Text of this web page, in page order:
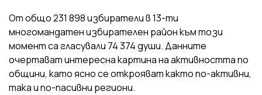
От общо 231 898 избиратели в 13-ти
многомандатен избирателен район към този
момент са гласували 74 374 души. Данните
очертават интересна картина на активността по
общини, като ясно се открояват както по-активни,
така и по-пасивни региони.